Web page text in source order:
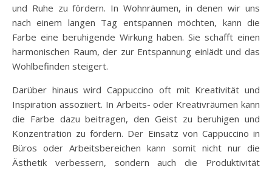
und Ruhe zu fördern. In Wohnräumen, in denen wir uns
nach einem langen Tag entspannen möchten, kann die
Farbe eine beruhigende Wirkung haben. Sie schafft einen
harmonischen Raum, der zur Entspannung einlädt und das
Wohlbefinden steigert.
Darüber hinaus wird Cappuccino oft mit Kreativität und
Inspiration assoziiert. In Arbeits- oder Kreativräumen kann
die Farbe dazu beitragen, den Geist zu beruhigen und
Konzentration zu fördern. Der Einsatz von Cappuccino in
Büros oder Arbeitsbereichen kann somit nicht nur die
Ästhetik verbessern, sondern auch die Produktivität